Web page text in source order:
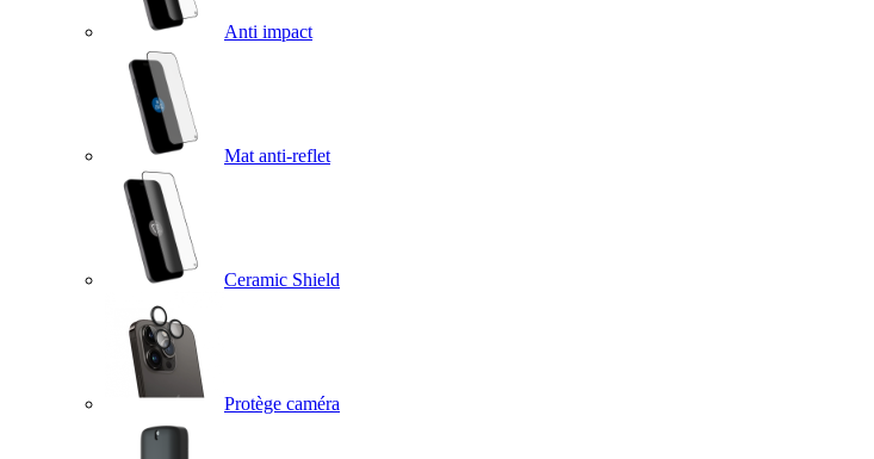
Anti impact
Mat anti-reflet
Ceramic Shield
Protège caméra